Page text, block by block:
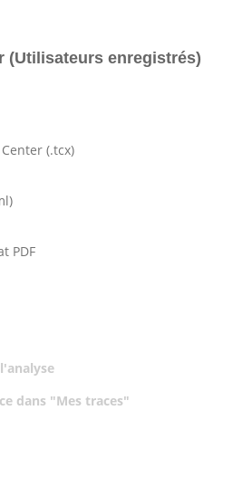
(Utilisateurs enregistrés)
(.tcx)
PDF
dans "Mes traces"